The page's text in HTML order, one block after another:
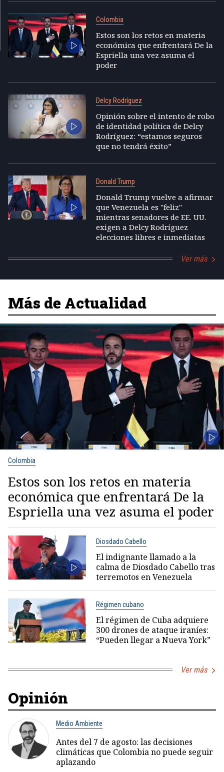
Colombia
Estos son los retos en materia
económica que enfrentará De la
Espriella una vez asuma el
poder
Delcy Rodríguez
Opinión sobre el intento de robo
de identidad política de Delcy
Rodríguez: “estamos seguros
que no tendrá éxito”
Donald Trump
Donald Trump vuelve a afirmar
que Venezuela es "feliz"
mientras senadores de EE. UU.
exigen a Delcy Rodríguez
elecciones libres e inmediatas
Ver más
Más de Actualidad
Colombia
Estos son los retos en materia
económica que enfrentará De la
Espriella una vez asuma el poder
Diosdado Cabello
El indignante llamado a la
calma de Diosdado Cabello tras
terremotos en Venezuela
Régimen cubano
El régimen de Cuba adquiere
300 drones de ataque iraníes:
“Pueden llegar a Nueva York”
Ver más
Opinión
Medio Ambiente
Antes del 7 de agosto: las decisiones
climáticas que Colombia no puede seguir
aplazando